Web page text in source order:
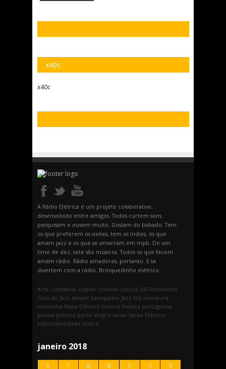
x40c
x40c
A Rádio Elétrica é um projeto colaborativo,
desenvolvido entre amigos. Todos curtem som,
pesquisam e ouvem muito. Gostam do babado. Tem
os que preferem os sixties, tem os indies, os que
amam jazz e os que se amarram em mpb. De um
time de dez, sete são músicos. Todos os que fazem
amam rádio. Rádio amadores, portanto. E se
divertem com a rádio. Brinquedinho elétrico.
Arte cidadania cidade cinema cultura DR feminismo
Guia do Jazz Ismael Caneppele jazz leis literatura
maconha Mate Elétrico música música portuguesa
poesia política porto alegre sarau Sarau Elétrico
sustentabilidade teatro
janeiro 2018
S T Q Q S S D